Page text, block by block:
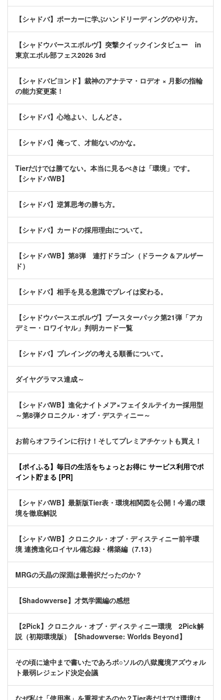
【シャドバ】ポーカーに学ぶハンドリーディングのやり方。
【シャドウバースエボルヴ】突撃クイックインタビュー in
東京エボル部フェス2026 3rd
【シャドバビヨンド】裁神のアナテマ・ロデオ × 月影の指輪
の能力変更案！
【シャドバ】心地よい、しんどさ。
【シャドバ】俺って、才能ないのかな。
Tierだけでは勝てない。本当に見るべきは「環境」です。
【シャドバWB】
【シャドバ】逆算思考の勝ち方。
【シャドバ】カードの採用理由について。
【シャドバWB】第8弾 連打ドラゴン（ドラーク＆アルザー
ド）
【シャドバ】相手を見る意識でプレイは変わる。
【シャドウバースエボルヴ】ブースターパック第21弾「アカ
デミー・ロワイヤル」判明カード一覧
【シャドバ】プレイングの考える順番について。
ダイヤグラマス達成～
【シャドバWB】進化ナイトメア×フェイタルテイカー採用型
～第8弾クロニクル・オブ・デスティニー～
お前らオフラインに行け！そしてプレミアチケットも買え！
【ポイふる】毎日の生活をちょっとお得に サービス利用でポ
イント貯まる [PR]
【シャドバWB】最新版Tier表・環境相関図を公開！今週の環
境を徹底解説
【シャドバWB】クロニクル・オブ・ディスティニー前半環
境 連携進化ロイヤル備忘録・構築編（7.13）
MRGの天晶の深淵は最善択だったのか？
【Shadowverse】才気学園編の感想
【2Pick】クロニクル・オブ・ディスティニー環境 2Pick解
説（初期環境版）【Shadowverse: Worlds Beyond】
その頃に途中まで書いたであろポ○ソルの八獄魔境アズウォル
ト最弱レジェンド決定会議